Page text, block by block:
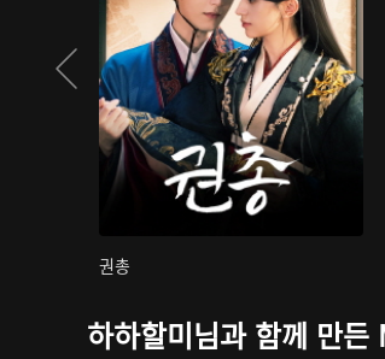
권총
하하할미님과 함께 만든